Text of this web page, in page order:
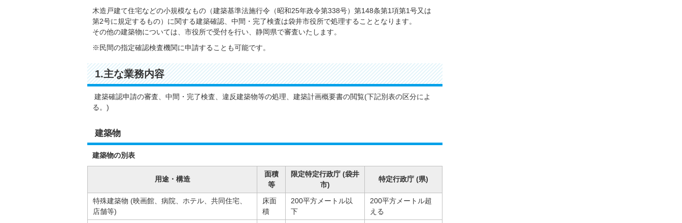
木造戸建て住宅などの小規模なもの（建築基準法施行令（昭和25年政令第338号）第148条第1項第1号又は
第2号に規定するもの）に関する建築確認、中間・完了検査は袋井市役所で処理することとなります。
その他の建築物については、市役所で受付を行い、静岡県で審査いたします。
※民間の指定確認検査機関に申請することも可能です。
1.主な業務内容
建築確認申請の審査、中間・完了検査、違反建築物等の処理、建築計画概要書の閲覧(下記別表の区分によ
る。)
建築物
建築物の別表
用途・構造
面積
等
限定特定行政庁 (袋井
市)
特定行政庁 (県)
特殊建築物 (映画館、病院、ホテル、共同住宅、
店舗等)
床面
積
200平方メートル以
下
200平方メートル超
える